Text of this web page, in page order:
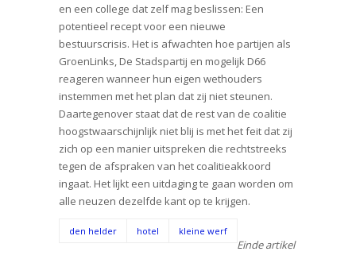
en een college dat zelf mag beslissen: Een
potentieel recept voor een nieuwe
bestuurscrisis. Het is afwachten hoe partijen als
GroenLinks, De Stadspartij en mogelijk D66
reageren wanneer hun eigen wethouders
instemmen met het plan dat zij niet steunen.
Daartegenover staat dat de rest van de coalitie
hoogstwaarschijnlijk niet blij is met het feit dat zij
zich op een manier uitspreken die rechtstreeks
tegen de afspraken van het coalitieakkoord
ingaat. Het lijkt een uitdaging te gaan worden om
alle neuzen dezelfde kant op te krijgen.
den helder hotel kleine werf
Einde artikel